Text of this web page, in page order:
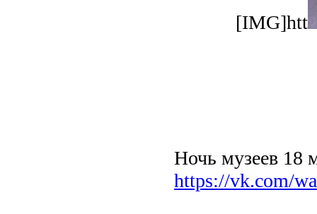
[IMG]htt
Ночь музеев 18
https://vk.com/